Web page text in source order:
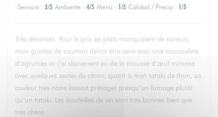
Servicio : 3/5 Ambiente : 4/5 Menú : 1/5 Calidad / Precio : 1/5
Très décevant. Pour le prix les plats manquaient de saveurs.
Mon gravlax de saumon devait être servi avec une mousseline
d’agrumes or j’ai clairement eu de la mousse d’œuf mimosa
avec quelques zestes de citron, quant à mon tataki de thon, sa
couleur très noire laissait présager presqu’un fumage plutôt
qu’un tataki. Les bouteilles de vin sont très bonnes bien que
très chère.